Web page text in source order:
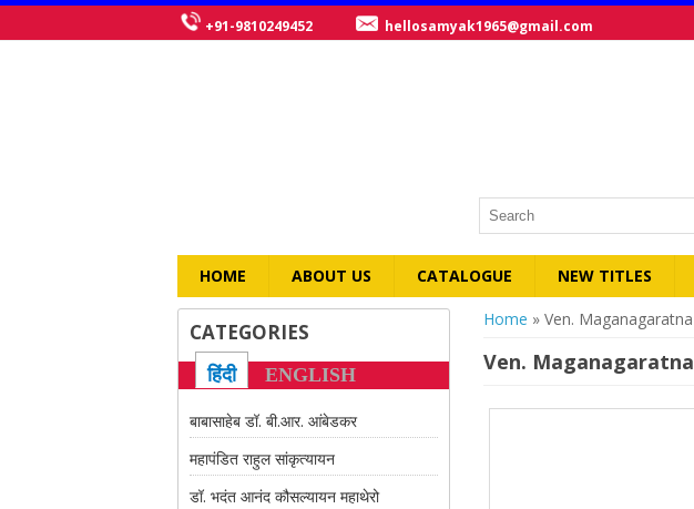
+91-9810249452 hellosamyak1965@gmail.com
HOME ABOUT US CATALOGUE NEW TITLES
You are here
Home » Ven. Maganagaratna
Ven. Maganagaratna
CATEGORIES
हिंदी ENGLISH
बाबासाहेब डॉ. बी.आर. आंबेडकर
महापंडित राहुल सांकृत्यायन
डॉ. भदंत आनंद कौसल्यायन महाथेरो